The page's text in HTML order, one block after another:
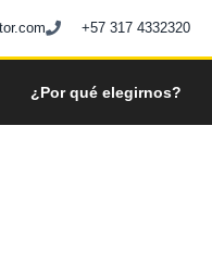
+57 317 4332320
¿Por qué elegirnos?